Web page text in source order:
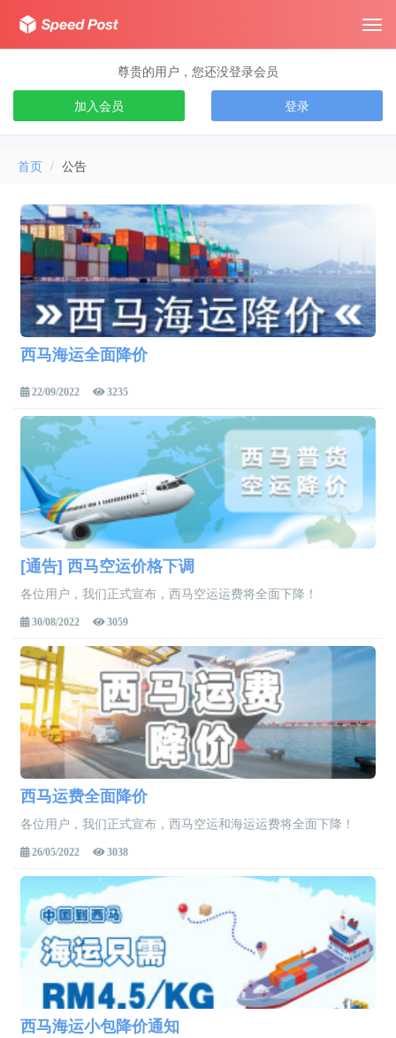
尊贵的用户，您还没登录会员
加入会员
登录
首页 公告
西马海运全面降价
22/09/2022 3235
[通告] 西马空运价格下调
各位用户，我们正式宣布，西马空运运费将全面下降！
30/08/2022 3059
西马运费全面降价
各位用户，我们正式宣布，西马空运和海运运费将全面下降！
26/05/2022 3038
西马海运小包降价通知